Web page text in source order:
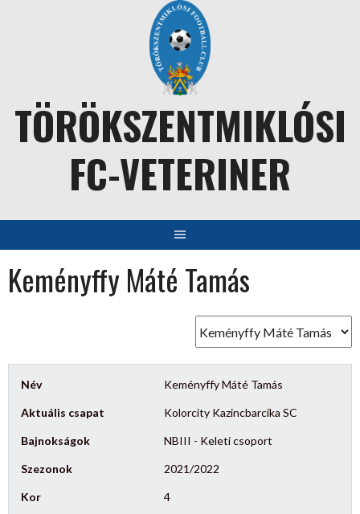
TÖRÖKSZENTMIKLÓSI
FC-VETERINER
Keményffy Máté Tamás
Név Keményffy Máté Tamás
Aktuális csapat Kolorcity Kazincbarcika SC
Bajnokságok NBIII - Keleti csoport
Szezonok 2021/2022
Kor 4